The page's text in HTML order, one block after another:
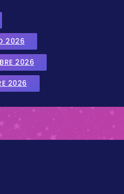
2026
2026
2026